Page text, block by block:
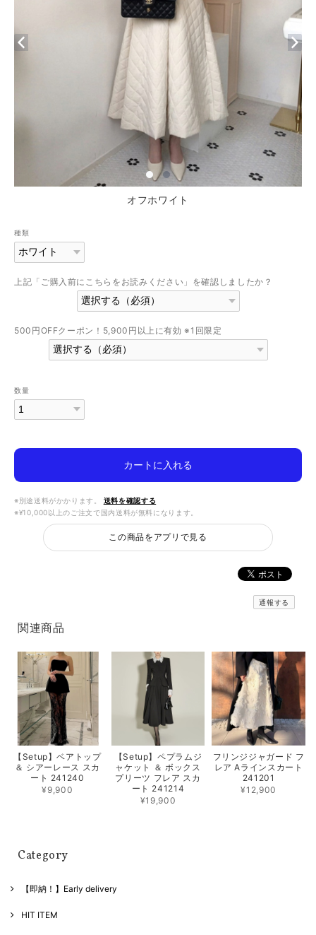
オフホワイト
種類
上記「ご購入前にこちらをお読みください」を確認しましたか？
500円OFFクーポン！5,900円以上に有効 ※1回限定
数量
カートに入れる
※別途送料がかかります。
送料を確認する
※¥10,000以上のご注文で国内送料が無料になります。
この商品をアプリで見る
通報する
関連商品
【Setup】ベアトップ
＆ シアーレース スカ
ート 241240
¥9,900
【Setup】ペプラムジ
ャケット ＆ ボックス
プリーツ フレア スカ
ート 241214
¥19,900
フリンジジャガード フ
レア Aラインスカート
241201
¥12,900
Category
【即納！】Early delivery
HIT ITEM